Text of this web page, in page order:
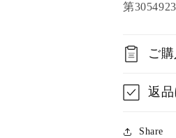
第
ご
返
Share